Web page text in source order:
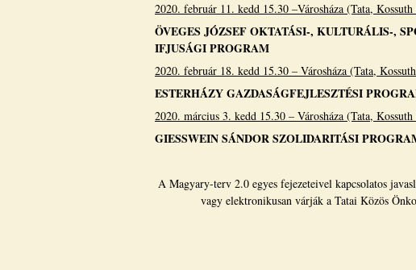
2020. február 11. kedd 15.30 –Városháza (Tata,
ÖVEGES JÓZSEF OKTATÁSI-, KULTURÁLIS-,
IFJUSÁGI PROGRAM
2020. február 18. kedd 15.30 – Városháza (Tata,
ESTERHÁZY GAZDASÁGFEJLESZTÉSI
2020. március 3. kedd 15.30 – Városháza (Tata,
GIESSWEIN SÁNDOR SZOLIDARITÁSI
A Magyary-terv 2.0 egyes fejezeteivel kapcsolatos
vagy elektronikusan várják a Tatai Közös